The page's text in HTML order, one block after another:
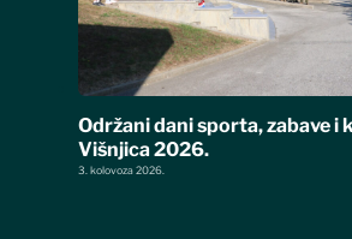
Održani dani sporta, zabave i
Višnjica 2026.
3. kolovoza 2026.